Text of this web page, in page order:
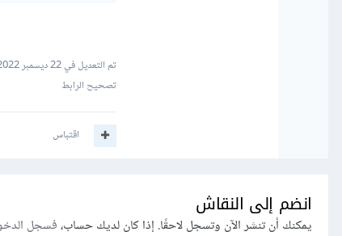
تم التعديل في22 ديسمبر 2022
تصحيح الرابط
اقتباس
انضم إلى النقاش
يمكنك أن تنشر الآن وتسجل لاحقًا. إذا كان لديك حساب،فسجل